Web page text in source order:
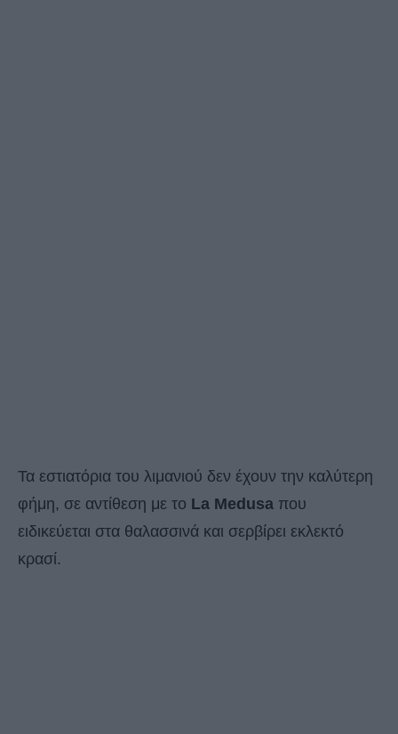
Τα εστιατόρια του λιμανιού δεν έχουν την καλύτερη
φήμη, σε αντίθεση με το La Medusa που
ειδικεύεται στα θαλασσινά και σερβίρει εκλεκτό
κρασί.